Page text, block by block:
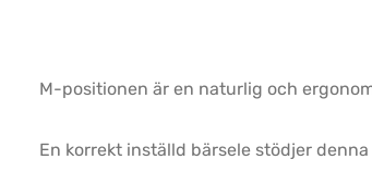
M-positionen är en naturlig och
En korrekt inställd bärsele stödjer